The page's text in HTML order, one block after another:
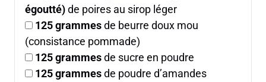
égoutté)de poires au sirop léger
125grammesde beurre doux mou
(consistance pommade)
125grammesde sucre en poudre
125grammesde poudre d’amandes